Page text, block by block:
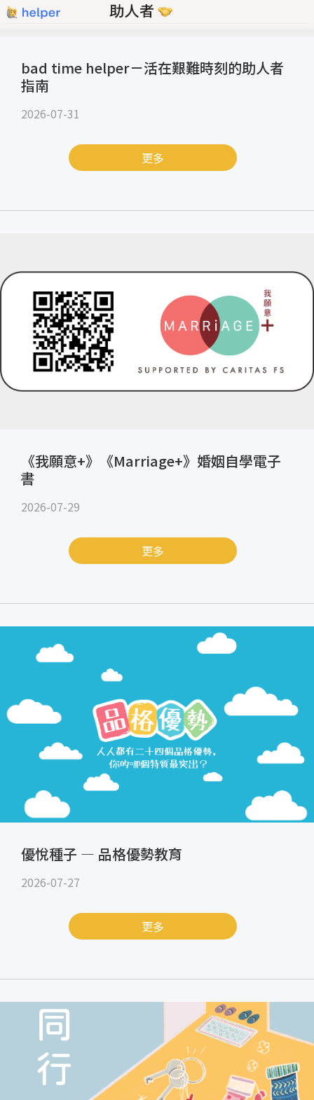
bad time helper－活在艱難時刻的助人者
指南
2026-07-31
更多
《我願意+》《Marriage+》婚姻自學電子
書
2026-07-29
更多
優悅種子 — 品格優勢教育
2026-07-27
更多